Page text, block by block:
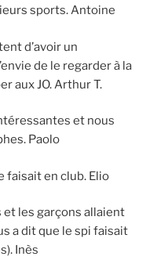
sports. Antoine
d’avoir un
de le regarder à la
aux JO. Arthur T.
et nous
Paolo
faisait en club. Elio
et les garçons allaient
a dit que le spi faisait
Inès